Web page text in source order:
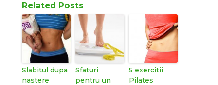
Related Posts
Slabitul dupa
nastere
Sfaturi
pentru un
5 exercitii
Pilates